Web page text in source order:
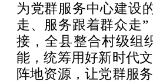
为党群服务中心建设
走、服务跟着群众走
接，全县整合村级组
能，统筹用好新时代
阵地资源，让党群服